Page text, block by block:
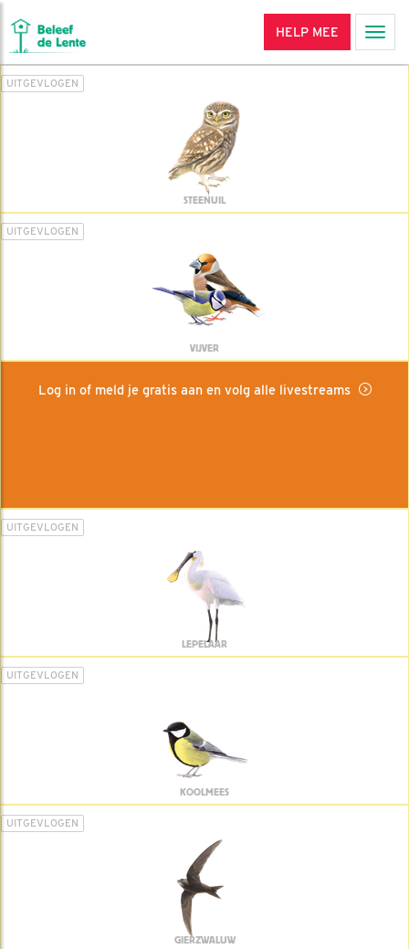
HELP MEE
UITGEVLOGEN
STEENUIL
UITGEVLOGEN
VIJVER
Log in of meld je gratis aan en volg alle livestreams
UITGEVLOGEN
LEPELAAR
UITGEVLOGEN
KOOLMEES
UITGEVLOGEN
GIERZWALUW